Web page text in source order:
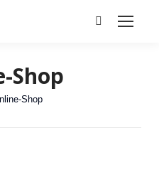
Search:
Shop
sich hier:
Shop